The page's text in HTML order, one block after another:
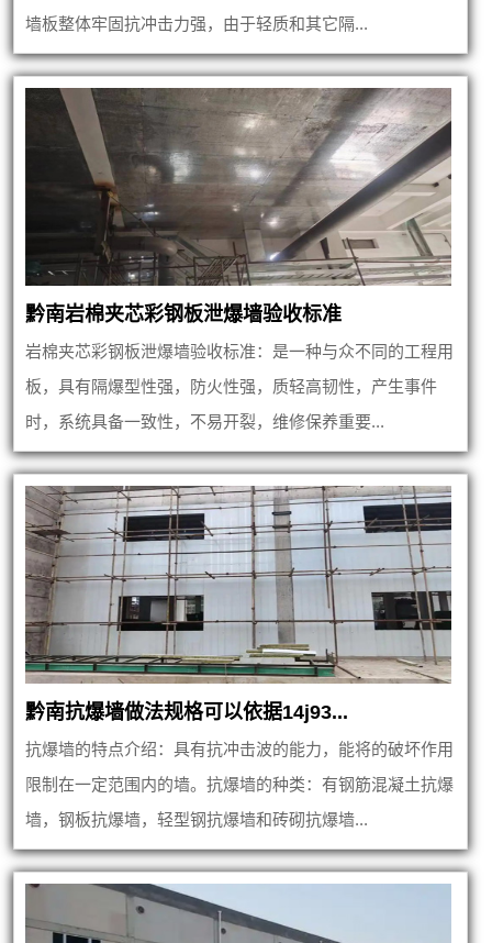
墙板整体牢固抗冲击力强，由于轻质和其它隔...
黔南岩棉夹芯彩钢板泄爆墙验收标准
岩棉夹芯彩钢板泄爆墙验收标准：是一种与众不同的工程用
板，具有隔爆型性强，防火性强，质轻高韧性，产生事件
时，系统具备一致性，不易开裂，维修保养重要...
黔南抗爆墙做法规格可以依据14j93...
抗爆墙的特点介绍：具有抗冲击波的能力，能将的破坏作用
限制在一定范围内的墙。抗爆墙的种类：有钢筋混凝土抗爆
墙，钢板抗爆墙，轻型钢抗爆墙和砖砌抗爆墙...